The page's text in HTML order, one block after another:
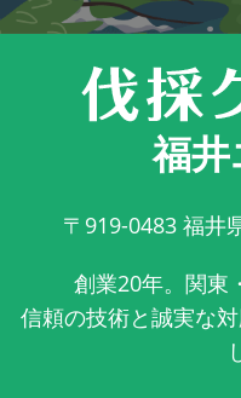
福
〒919-0483 福井
創業20年。関東
信頼の技術と誠実な